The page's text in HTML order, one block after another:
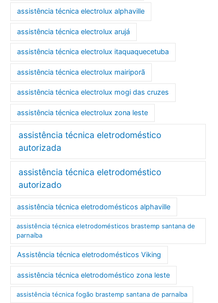
assistência técnica electrolux alphaville
assistência técnica electrolux arujá
assistência técnica electrolux itaquaquecetuba
assistência técnica electrolux mairiporã
assistência técnica electrolux mogi das cruzes
assistência técnica electrolux zona leste
assistência técnica eletrodoméstico
autorizada
assistência técnica eletrodoméstico
autorizado
assistência técnica eletrodomésticos alphaville
assistência técnica eletrodomésticos brastemp santana de
parnaíba
Assistência técnica eletrodomésticos Viking
assistência técnica eletrodoméstico zona leste
assistência técnica fogão brastemp santana de parnaíba